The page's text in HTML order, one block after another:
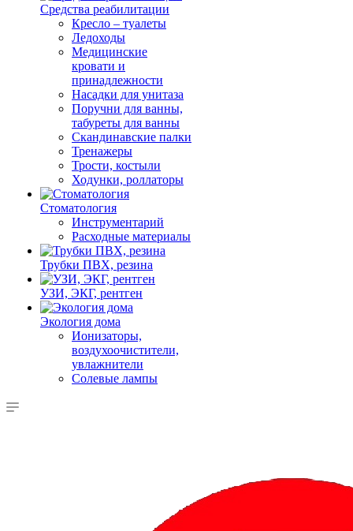
Средства реабилитации
Кресло – туалеты
Ледоходы
Медицинские
кровати и
принадлежности
Насадки для унитаза
Поручни для ванны,
табуреты для ванны
Скандинавские палки
Тренажеры
Трости, костыли
Ходунки, роллаторы
Стоматология
Инструментарий
Расходные материалы
Трубки ПВХ, резина
УЗИ, ЭКГ, рентген
Экология дома
Ионизаторы,
воздухоочистители,
увлажнители
Солевые лампы